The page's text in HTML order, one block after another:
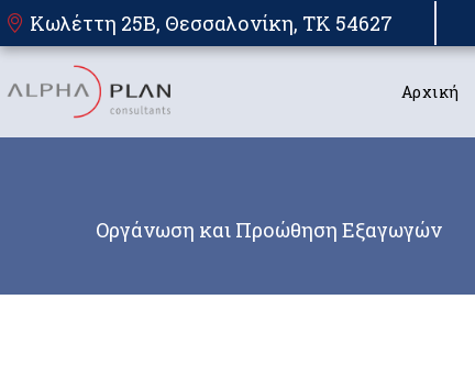
Κωλέττη 25Β, Θεσσαλονίκη, TK 54627
Αρχική
Οργάνωση και Προώθηση Εξαγωγών